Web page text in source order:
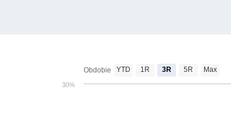
30%
Obdobie YTD 1R 3R 5R Max